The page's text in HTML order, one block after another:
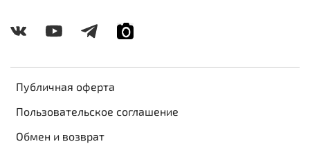
Публичная оферта
Пользовательское соглашение
Обмен и возврат